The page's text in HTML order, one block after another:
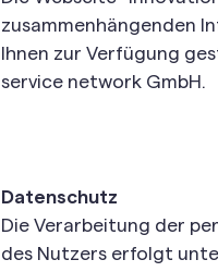
zusammenhängenden
Ihnen zur Verfügung
service network GmbH.
Datenschutz
Die Verarbeitung der
des Nutzers erfolgt